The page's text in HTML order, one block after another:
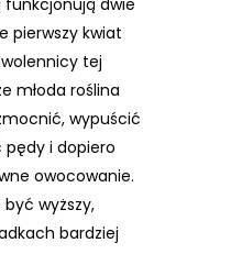
pierwszy kwiat
tej
młoda roślina
wypuścić
pędy i dopiero
owocowanie.
wyższy,
bardziej